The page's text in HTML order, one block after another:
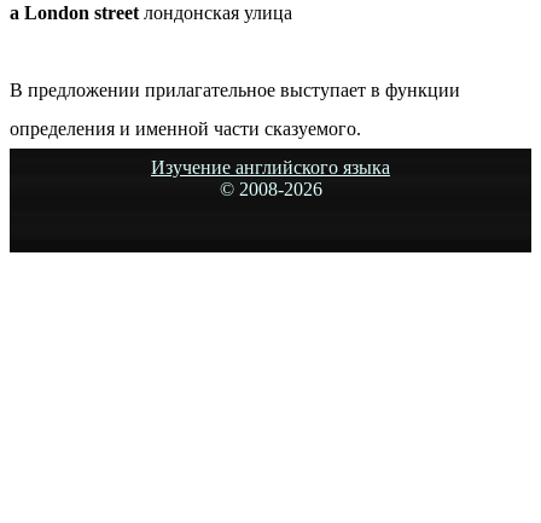
a London street лондонская улица
В предложении прилагательное выступает в функции
определения и именной части сказуемого.
Изучение английского языка
© 2008-2026